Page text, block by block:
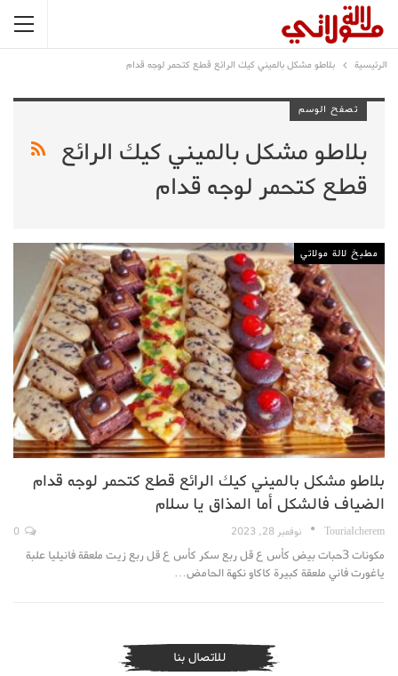
الرئيسية بلاطو مشكل بالميني كيك الرائع قطع كتحمر لوجه قدام
تصفح الوسم
بلاطو مشكل بالميني كيك الرائع
قطع كتحمر لوجه قدام
مطبخ لالة مولاتي
بلاطو مشكل بالميني كيك الرائع قطع كتحمر لوجه قدام
الضياف فالشكل أما المذاق يا سلام
TouriaIcherem نوفمبر 28, 2023
مكونات 3حبات بيض كأس ع قل ربع سكر كأس ع قل ربع زيت ملعقة فانيليا علبة
ياغورت فاني ملعقة كبيرة كاكاو نكهة الحامض…
للاتصال بنا